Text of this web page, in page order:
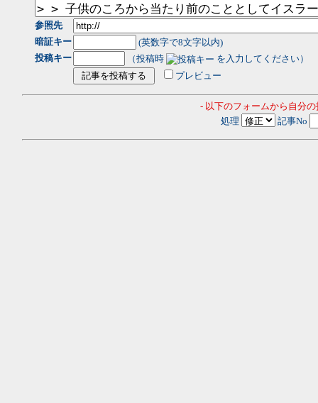
参照先
暗証キー
(英数字で8文字以内)
投稿キー
（投稿時
を入力してください）
プレビュー
- 以下のフォームから自分
処理
記事No